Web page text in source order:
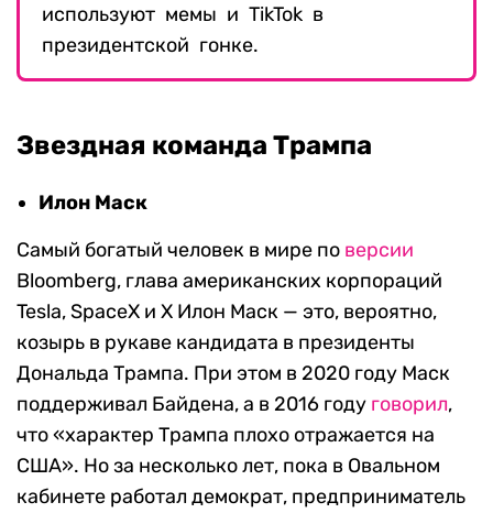
используют мемы и TikTok в
президентской гонке.
Звездная команда Трампа
Илон Маск
Самый богатый человек в мире по версии
Bloomberg, глава американских корпораций
Tesla, SpaceX и X Илон Маск — это, вероятно,
козырь в рукаве кандидата в президенты
Дональда Трампа. При этом в 2020 году Маск
поддерживал Байдена, а в 2016 году говорил,
что «характер Трампа плохо отражается на
США». Но за несколько лет, пока в Овальном
кабинете работал демократ, предприниматель